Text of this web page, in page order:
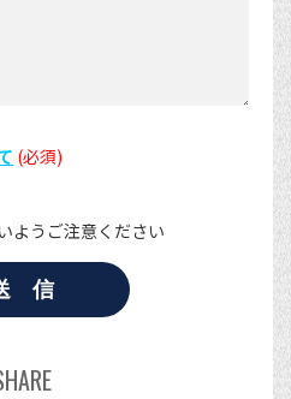
(必須)
ようご注意ください